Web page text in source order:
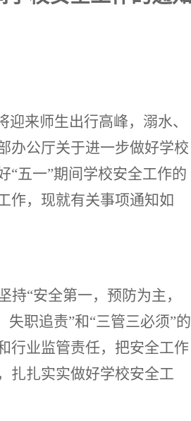
来师生出行高峰，溺水、
办公厅关于进一步做好学校
“五一”期间学校安全工作的
作，现就有关事项通知如
持“安全第一，预防为主，
职追责”和“三管三必须”的
行业监管责任，把安全工作
扎扎实实做好学校安全工